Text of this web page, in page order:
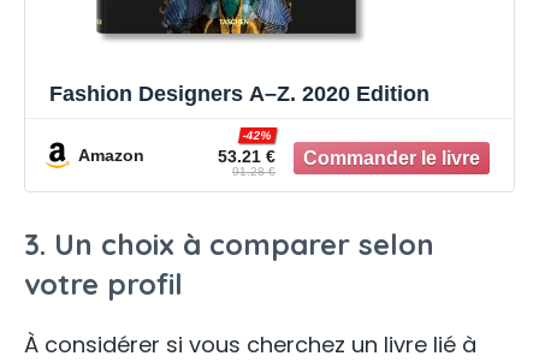
Fashion Designers A–Z. 2020 Edition
Amazon 53.21 €
-42%
91.28 €
3. Un choix à comparer selon
votre profil
À considérer si vous cherchez un livre lié à